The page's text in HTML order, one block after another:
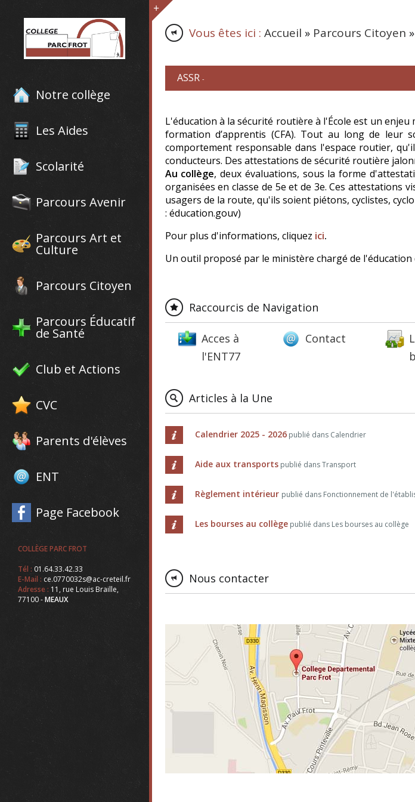
Notre collège
Les Aides
Scolarité
Parcours Avenir
Parcours Art et
Culture
Parcours Citoyen
Parcours Éducatif
de Santé
Club et Actions
CVC
Parents d'élèves
ENT
Page Facebook
COLLÈGE PARC FROT
Tél : 01.64.33.42.33
E-Mail : ce.0770032s@ac-creteil.fr
Adresse : 11, rue Louis Braille,
77100 -MEAUX
Vous êtes ici : Accueil » Parcours Citoyen »
ASSR -
L'éducation à la sécurité routière à l'École est un
formation d’apprentis (CFA). Tout au long de leur
comportement responsable dans l'espace routier,
conducteurs. Des attestations de sécurité routière
Au collège, deux évaluations, sous la forme
organisées en classe de 5e et de 3e. Ces attestations
usagers de la route, qu'ils soient piétons, cyclistes,
: éducation.gouv)
Pour plus d'informations, cliquez ici.
Un outil proposé par le ministère chargé de
Raccourcis de Navigation
Acces à
l'ENT77
Contact
Articles à la Une
Calendrier 2025 - 2026publié dans Calendrier
Aide aux transportspublié dans Transport
Règlement intérieur publié dans Fonctionnement de
Les bourses au collègepublié dans Les bourses au collège
Nous contacter